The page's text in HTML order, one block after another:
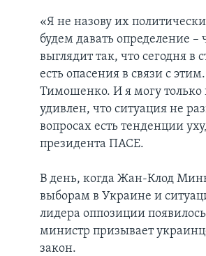
«Я не назову их
будем давать определение
выглядит так, что сегодня в
есть опасения в связи с
Тимошенко. И я могу только
удивлен, что ситуация не
вопросах есть тенденции
президента ПАСЕ.
В день, когда Жан-Клод
выборам в Украине и
лидера оппозиции
министр призывает
закон.